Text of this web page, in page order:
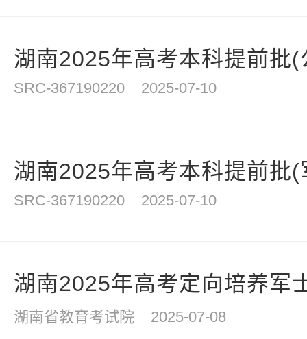
湖南2025年高考本科提前批
SRC-367190220 2025-07-10
湖南2025年高考本科提前批
SRC-367190220 2025-07-10
湖南2025年高考定向培养军
湖南省教育考试院 2025-07-08